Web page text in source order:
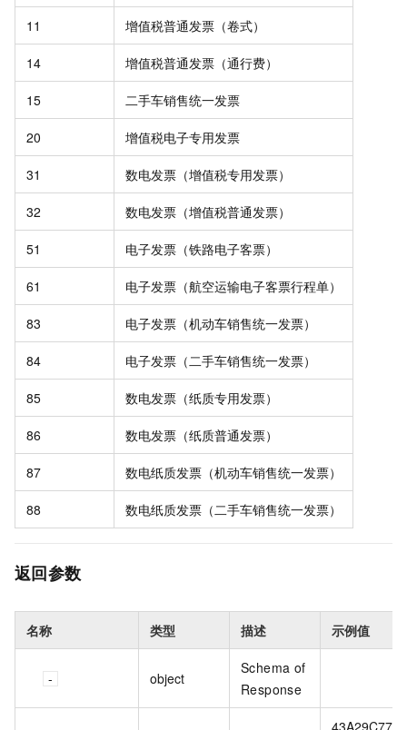
11 增值税普通发票（卷式）
14 增值税普通发票（通行费）
15 二手车销售统一发票
20 增值税电子专用发票
31 数电发票（增值税专用发票）
32 数电发票（增值税普通发票）
51 电子发票（铁路电子客票）
61 电子发票（航空运输电子客票行程单）
83 电子发票（机动车销售统一发票）
84 电子发票（二手车销售统一发票）
85 数电发票（纸质专用发票）
86 数电发票（纸质普通发票）
87 数电纸质发票（机动车销售统一发票）
88 数电纸质发票（二手车销售统一发票）
返回参数
名称 类型 描述 示例值
object
Schema of
Response
43A29C77-